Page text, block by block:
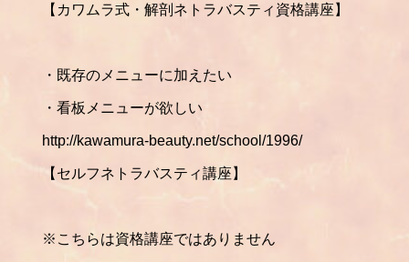
【カワムラ式・解剖ネトラバスティ資格講座】
・既存のメニューに加えたい
・看板メニューが欲しい
http://kawamura-beauty.net/school/1996/
【セルフネトラバスティ講座】
※ こちらは資格講座ではありません